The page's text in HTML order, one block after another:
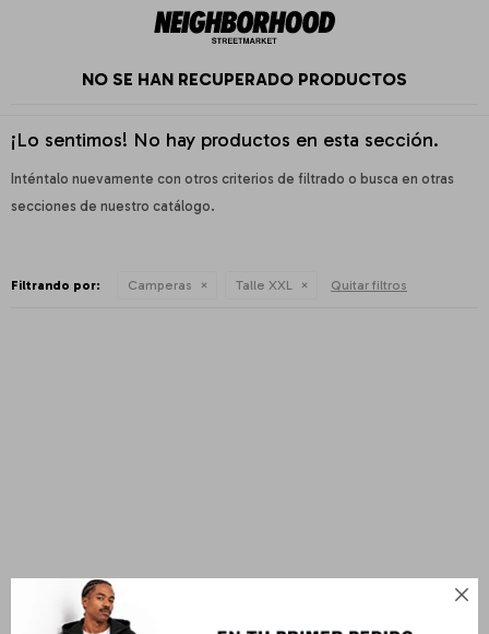

NO SE HAN RECUPERADO PRODUCTOS
¡Lo sentimos! No hay productos en esta sección.
Inténtalo nuevamente con otros criterios de filtrado o busca en otras
secciones de nuestro catálogo.
Filtrando por: Camperas Talle XXL Quitar filtros